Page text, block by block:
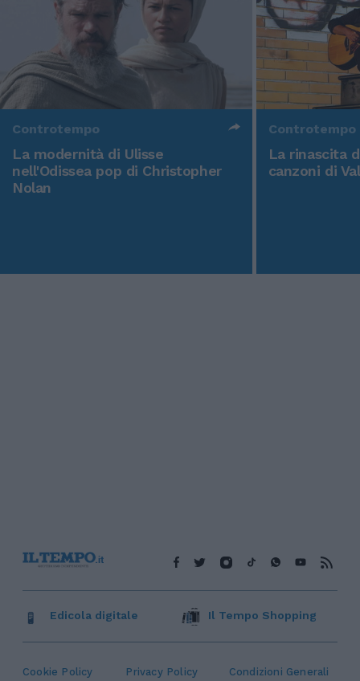
Controtempo
La modernità di Ulisse
nell'Odissea pop di Christopher
Nolan
Controtempo
La rinascita
canzoni di
Cookie Policy Privacy Policy Condizioni Generali
Edicola digitale Il Tempo Shopping